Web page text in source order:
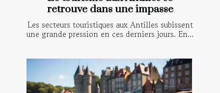
retrouve dans une impasse
Les secteurs touristiques aux Antilles subissent
une grande pression en ces derniers jours. En...